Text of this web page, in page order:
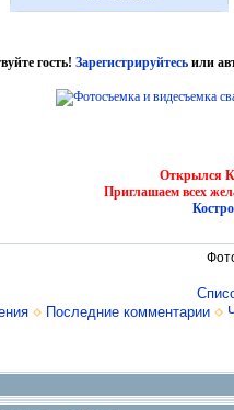
гость! Зарегистрируйтесьили
Открылся
Приглашаем всех
Последние комментарии